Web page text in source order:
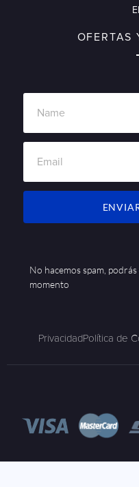
OFERTAS
No hacemos spam,
momento
PrivacidadPolítica de